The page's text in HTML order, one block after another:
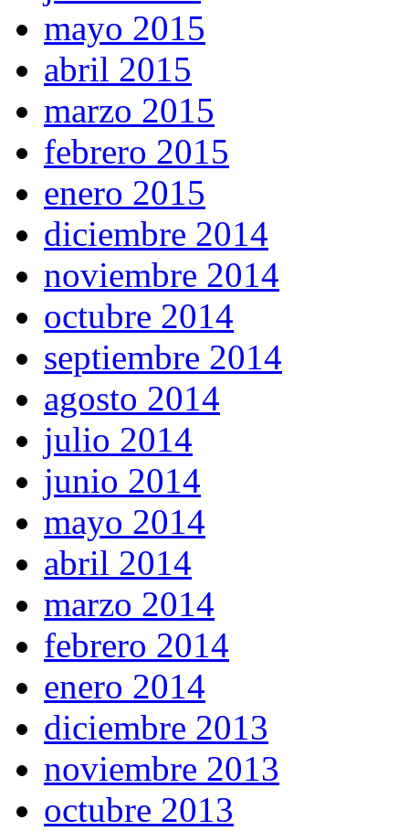
mayo 2015
abril 2015
marzo 2015
febrero 2015
enero 2015
diciembre 2014
noviembre 2014
octubre 2014
septiembre 2014
agosto 2014
julio 2014
junio 2014
mayo 2014
abril 2014
marzo 2014
febrero 2014
enero 2014
diciembre 2013
noviembre 2013
octubre 2013